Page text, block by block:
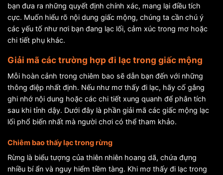
bạn đưa ra những quyết định chính xác, mang lại điều tích
cực. Muốn hiểu rõ nội dung giấc mộng, chúng ta cần chú ý
các yếu tố như nơi bạn đang lạc lối, cảm xúc trong mơ hoặc
chi tiết phụ khác.
Giải mã các trường hợp đi lạc trong giấc mộng
Mỗi hoàn cảnh trong chiêm bao sẽ dẫn bạn đến với những
thông điệp nhất định. Nếu như mơ thấy đi lạc, hãy cố gắng
ghi nhớ nội dung hoặc các chi tiết xung quanh để phân tích
sau khi tỉnh dậy. Dưới đây là phần giải mã các giấc mộng lạc
lối phổ biến nhất mà người chơi có thể tham khảo.
Chiêm bao thấy lạc trong rừng
Rừng là biểu tượng của thiên nhiên hoang dã, chứa đựng
nhiều bí ẩn và nguy hiểm tiềm tàng. Khi mơ thấy đi lạc trong